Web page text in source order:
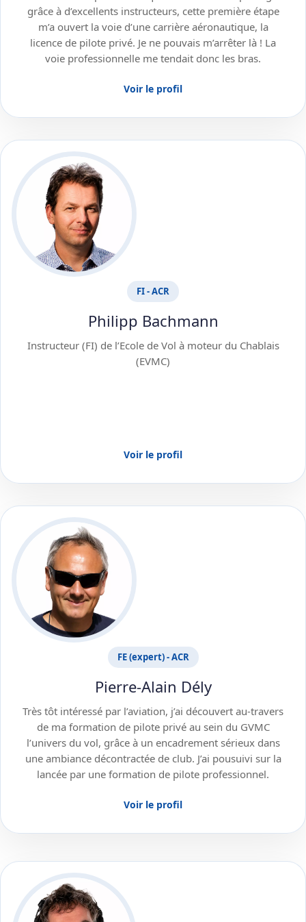
grâce à d’excellents instructeurs, cette première étape
m’a ouvert la voie d’une carrière aéronautique, la
licence de pilote privé. Je ne pouvais m’arrêter là ! La
voie professionnelle me tendait donc les bras.
Voir le profil
FI - ACR
Philipp Bachmann
Instructeur (FI) de l’Ecole de Vol à moteur du Chablais
(EVMC)
Voir le profil
FE (expert) - ACR
Pierre-Alain Dély
Très tôt intéressé par l’aviation, j’ai découvert au-travers
de ma formation de pilote privé au sein du GVMC
l’univers du vol, grâce à un encadrement sérieux dans
une ambiance décontractée de club. J’ai pousuivi sur la
lancée par une formation de pilote professionnel.
Voir le profil